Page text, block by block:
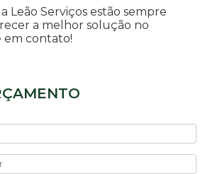
Leão Serviços estão sempre
a melhor solução no
em contato!